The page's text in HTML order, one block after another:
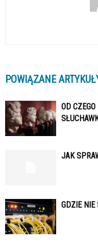
POWIĄZANE
OD
JAK
GDZIE NIE